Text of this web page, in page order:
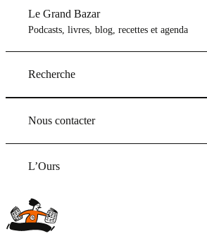
Le Grand Bazar
Podcasts, livres, blog, recettes et agenda
Recherche
Nous contacter
L’Ours